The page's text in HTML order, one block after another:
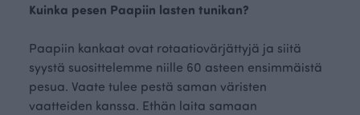
Kuinka pesen Paapiin lasten tunikan?
Paapiin kankaat ovat rotaatiovärjättyjä ja siitä
syystä suosittelemme niille 60 asteen ensimmäistä
pesua. Vaate tulee pestä saman väristen
vaatteiden kanssa. Ethän laita samaan